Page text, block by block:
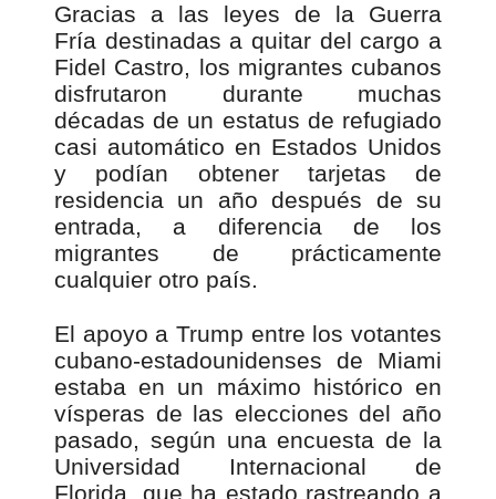
Gracias a las leyes de la Guerra
Fría destinadas a quitar del cargo a
Fidel Castro, los migrantes cubanos
disfrutaron durante muchas
décadas de un estatus de refugiado
casi automático en Estados Unidos
y podían obtener tarjetas de
residencia un año después de su
entrada, a diferencia de los
migrantes de prácticamente
cualquier otro país.
El apoyo a Trump entre los votantes
cubano-estadounidenses de Miami
estaba en un máximo histórico en
vísperas de las elecciones del año
pasado, según una encuesta de la
Universidad Internacional de
Florida, que ha estado rastreando a